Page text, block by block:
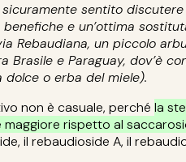
sentito
e un’ottima
Rebaudiana, un piccolo
Brasile e Paraguay, dov’è
dolce o erba del miele).
non è casuale, perché la
rispetto al
il rebaudioside A, il